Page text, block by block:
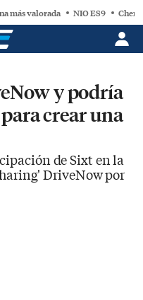
más valorada NIO ES9 Chery
y podría
crear una
de Sixt en la
DriveNow por